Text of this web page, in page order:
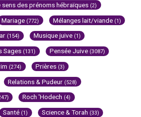
sens des prénoms hébraïques (2)
Mariage (772) Mélanges lait/viande (1)
(154) Musique juive (1)
Sages (131) Pensée Juive (3087)
(274) Prières (3)
Relations & Pudeur (528)
Roch 'Hodech (4)
Santé (1) Science & Torah (33)